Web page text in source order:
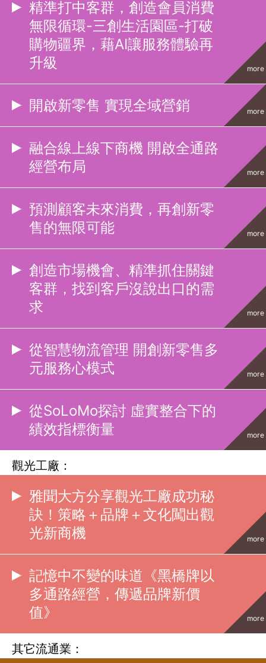
精準打中客群，創造會員消費
無限循環-三創生活園區-打破
購物疆界，藉AI讓服務體驗再
升級
more
開啟新零售 實現全域營銷 more
融合線上線下商機 開啟全通路
經營布局
more
預測顧客未來消費，再創新零
售的無限可能
more
創造市場機會、精準抓住關鍵
客群，找到客戶沒說出口的需
求
more
從智慧物流管理 開創新零售多
元服務心模式
more
從SoLoMo探討 虛實整合下的
績效指標衡量
more
觀光工廠：
雅聞大方分享觀光工廠成功秘
訣！策略＋品牌＋文化闖出觀
光新商機
more
記憶中不變的味道《黑橋牌以
多通路經營，傳遞品牌新價
值》
more
其它流通業：